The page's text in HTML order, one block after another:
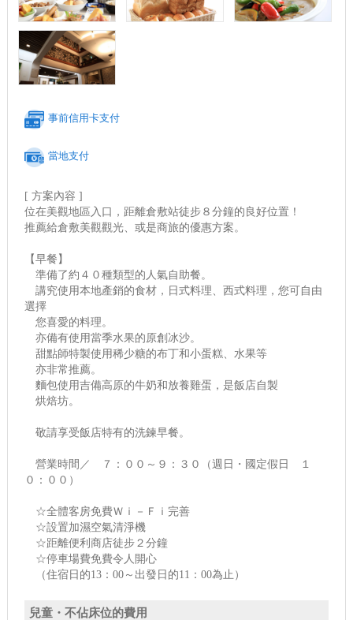
事前信用卡支付
當地支付
[ 方案內容 ]
位在美觀地區入口，距離倉敷站徒步８分鐘的良好位置！
推薦給倉敷美觀觀光、或是商旅的優惠方案。
【早餐】
準備了約４０種類型的人氣自助餐。
講究使用本地產銷的食材，日式料理、西式料理，您可自由
選擇
您喜愛的料理。
亦備有使用當季水果的原創冰沙。
甜點師特製使用稀少糖的布丁和小蛋糕、水果等
亦非常推薦。
麵包使用吉備高原的牛奶和放養雞蛋，是飯店自製
烘焙坊。
敬請享受飯店特有的洗鍊早餐。
營業時間／ ７：００～９：３０（週日・國定假日 １
０：００）
☆全體客房免費Ｗｉ－Ｆｉ完善
☆設置加濕空氣清淨機
☆距離便利商店徒步２分鐘
☆停車場費免費令人開心
（住宿日的13：00～出發日的11：00為止）
兒童・不佔床位的費用